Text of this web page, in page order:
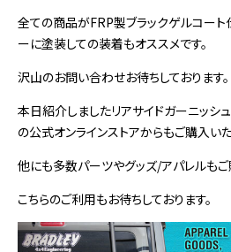
全ての商品がFRP製ブラックゲルコー
ーに塗装しての装着もオススメです。
沢山のお問い合わせお待ちしております。
本日紹介しましたリアサイドガーニッ
の公式オンラインストアからもご購入い
他にも多数パーツやグッズ/アパレルもご
こちらのご利用もお待ちしております。